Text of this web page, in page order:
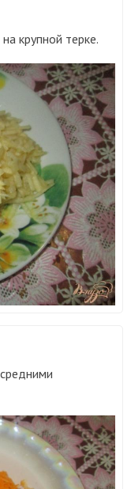
крупной терке.